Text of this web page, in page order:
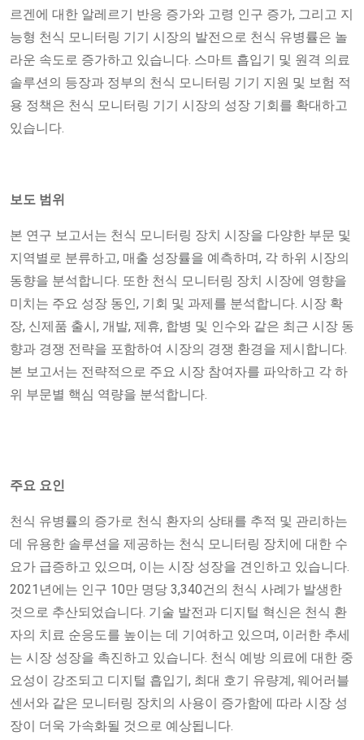
르겐에 대한 알레르기 반응 증가와 고령 인구 증가, 그리고 지
능형 천식 모니터링 기기 시장의 발전으로 천식 유병률은 놀
라운 속도로 증가하고 있습니다. 스마트 흡입기 및 원격 의료
솔루션의 등장과 정부의 천식 모니터링 기기 지원 및 보험 적
용 정책은 천식 모니터링 기기 시장의 성장 기회를 확대하고
있습니다.
보도 범위
본 연구 보고서는 천식 모니터링 장치 시장을 다양한 부문 및
지역별로 분류하고, 매출 성장률을 예측하며, 각 하위 시장의
동향을 분석합니다. 또한 천식 모니터링 장치 시장에 영향을
미치는 주요 성장 동인, 기회 및 과제를 분석합니다. 시장 확
장, 신제품 출시, 개발, 제휴, 합병 및 인수와 같은 최근 시장 동
향과 경쟁 전략을 포함하여 시장의 경쟁 환경을 제시합니다.
본 보고서는 전략적으로 주요 시장 참여자를 파악하고 각 하
위 부문별 핵심 역량을 분석합니다.
주요 요인
천식 유병률의 증가로 천식 환자의 상태를 추적 및 관리하는
데 유용한 솔루션을 제공하는 천식 모니터링 장치에 대한 수
요가 급증하고 있으며, 이는 시장 성장을 견인하고 있습니다.
2021년에는 인구 10만 명당 3,340건의 천식 사례가 발생한
것으로 추산되었습니다. 기술 발전과 디지털 혁신은 천식 환
자의 치료 순응도를 높이는 데 기여하고 있으며, 이러한 추세
는 시장 성장을 촉진하고 있습니다. 천식 예방 의료에 대한 중
요성이 강조되고 디지털 흡입기, 최대 호기 유량계, 웨어러블
센서와 같은 모니터링 장치의 사용이 증가함에 따라 시장 성
장이 더욱 가속화될 것으로 예상됩니다.